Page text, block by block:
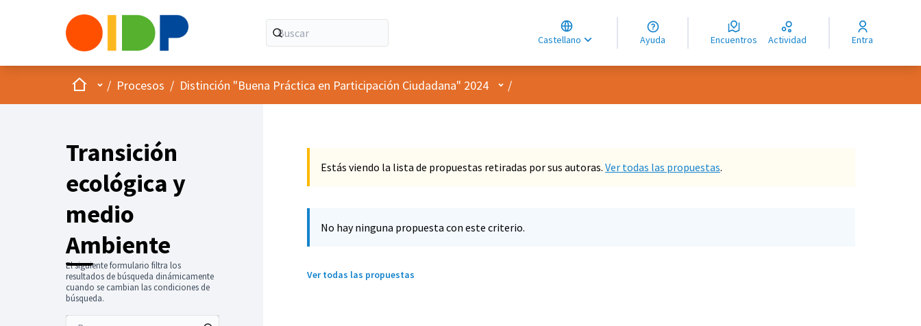
Castellano
Choose language
Choisir la langue
Elegir el idioma
Ayuda Encuentros Actividad Entra
InicioMenú principal
/ Procesos / Distinción "Buena Práctica en Participación Ciudadana" 2024 Menú de usuario
/
Transición
ecológica y
medio
Ambiente
El siguiente formulario filtra los
resultados de búsqueda dinámicamente
cuando se cambian las condiciones de
búsqueda.
Estás viendo la lista de propuestas retiradas por sus autoras. Ver todas las propuestas.
No hay ninguna propuesta con este criterio.
Ver todas las propuestas